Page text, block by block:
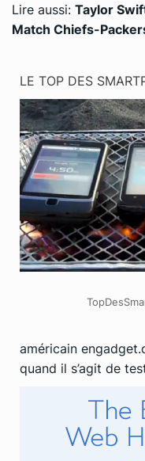
Lire aussi: Taylor
Match Chiefs-
LE TOP DES
américain
quand il s’agit de